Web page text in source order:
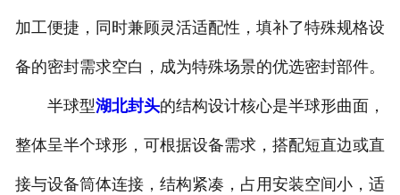
发货现场
加工便捷，同时兼顾灵活适配性，填补了特殊规格设
备的密封需求空白，成为特殊场景的优选密封部件。
半球型湖北封头的结构设计核心是半球形曲面，
整体呈半个球形，可根据设备需求，搭配短直边或直
接与设备筒体连接，结构紧凑，占用安装空间小，适